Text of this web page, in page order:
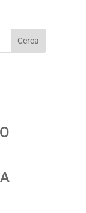
Cerca